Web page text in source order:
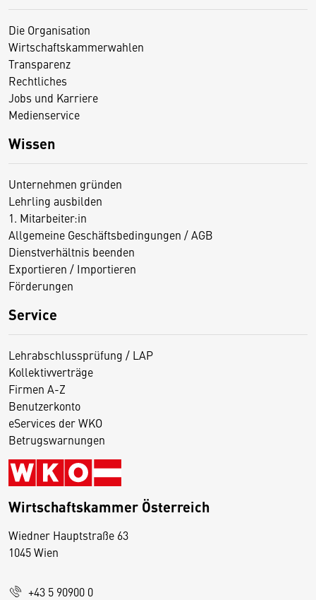
Die Organisation
Wirtschaftskammerwahlen
Transparenz
Rechtliches
Jobs und Karriere
Medienservice
Wissen
Unternehmen gründen
Lehrling ausbilden
1. Mitarbeiter:in
Allgemeine Geschäftsbedingungen / AGB
Dienstverhältnis beenden
Exportieren / Importieren
Förderungen
Service
Lehrabschlussprüfung / LAP
Kollektivverträge
Firmen A-Z
Benutzerkonto
eServices der WKO
Betrugswarnungen
Wirtschaftskammer Österreich
Wiedner Hauptstraße 63
1045 Wien
+43 5 90900 0
D
s